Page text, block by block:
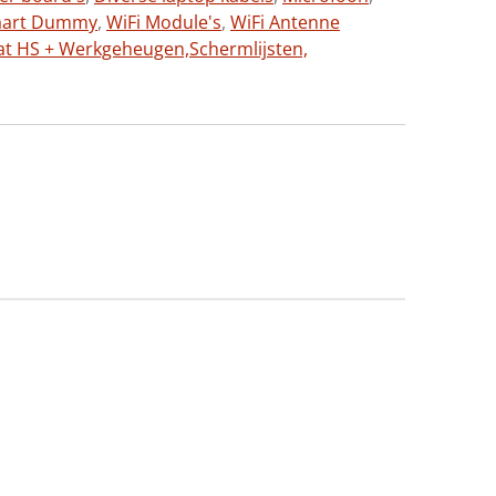
Dummy, WiFi Module's, WiFi Antenne
HS + Werkgeheugen,Schermlijsten,